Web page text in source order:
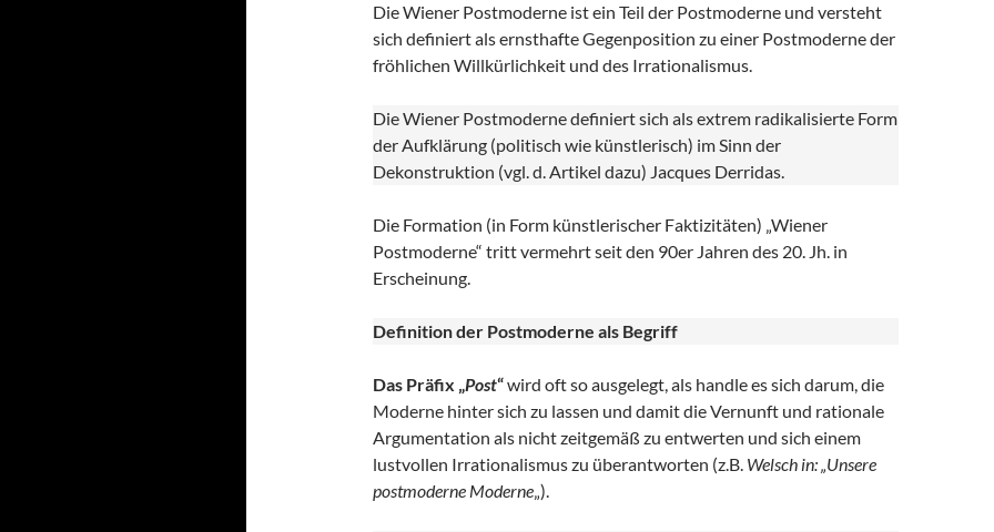
Die Wiener Postmoderne ist ein Teil der Postmoderne und versteht
sich definiert als ernsthafte Gegenposition zu einer Postmoderne der
fröhlichen Willkürlichkeit und des Irrationalismus.
Die Wiener Postmoderne definiert sich als extrem radikalisierte Form
der Aufklärung (politisch wie künstlerisch) im Sinn der
Dekonstruktion (vgl. d. Artikel dazu) Jacques Derridas.
Die Formation (in Form künstlerischer Faktizitäten) „Wiener
Postmoderne“ tritt vermehrt seit den 90er Jahren des 20. Jh. in
Erscheinung.
Definition der Postmoderne als Begriff
Das Präfix „Post“wird oft so ausgelegt, als handle es sich darum, die
Moderne hinter sich zu lassen und damit die Vernunft und rationale
Argumentation als nicht zeitgemäß zu entwerten und sich einem
lustvollen Irrationalismus zu überantworten (z.B. Welsch in: „Unsere
postmoderne Moderne„).